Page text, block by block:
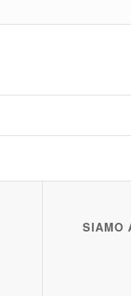
SIAMO